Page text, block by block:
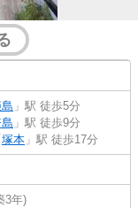
」駅 徒歩5分
」駅 徒歩9分
塚本 」駅 徒歩17分
3年)